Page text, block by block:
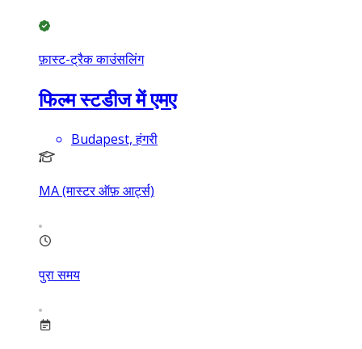
फ़ास्ट-ट्रैक काउंसलिंग
फिल्म स्टडीज में एमए
Budapest, हंगरी
MA (मास्टर ऑफ़ आर्ट्स)
पुरा समय